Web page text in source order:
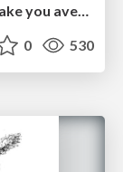
The SEO identity crisis: Don't let AI make you average
0 530